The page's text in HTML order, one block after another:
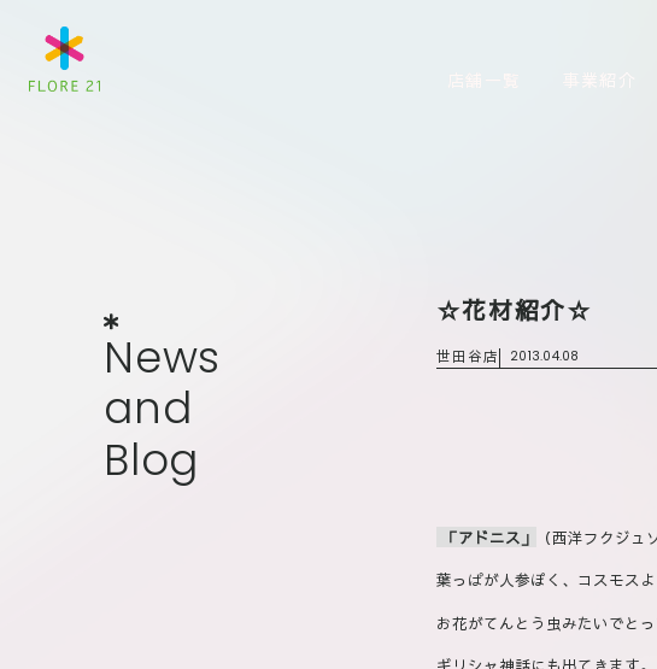
News
News
and
and
Blog
Blog
☆花材紹介☆
世田谷店 2013.04.08
「アドニス 」 （西洋フクジュ
葉っぱが人参ぽく、コスモス
お花がてんとう虫みたいでと